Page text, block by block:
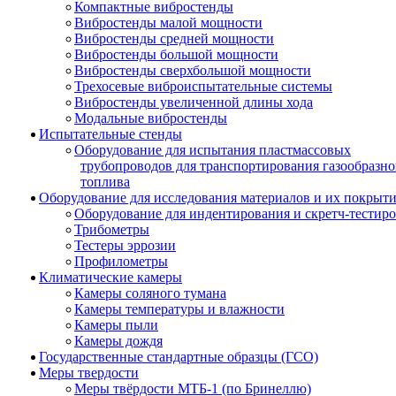
Компактные вибростенды
Вибростенды малой мощности
Вибростенды средней мощности
Вибростенды большой мощности
Вибростенды сверхбольшой мощности
Трехосевые виброиспытательные системы
Вибростенды увеличенной длины хода
Модальные вибростенды
Испытательные стенды
Оборудование для испытания пластмассовых
трубопроводов для транспортирования
топлива
Оборудование для исследования материалов и их
Оборудование для индентирования и скретч-
Трибометры
Тестеры эррозии
Профилометры
Климатические камеры
Камеры соляного тумана
Камеры температуры и влажности
Камеры пыли
Камеры дождя
Государственные стандартные образцы (ГСО)
Меры твердости
Меры твёрдости МТБ-1 (по Бринеллю)